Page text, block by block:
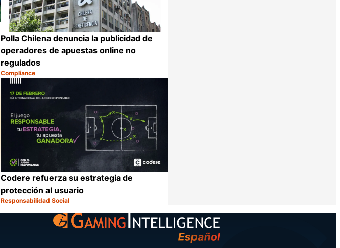
Compartir
Polla Chilena denuncia la publicidad de
operadores de apuestas online no
regulados
Categoría:
Compliance
Compartir
Codere refuerza su estrategia de
protección al usuario
Categoría:
Responsabilidad Social